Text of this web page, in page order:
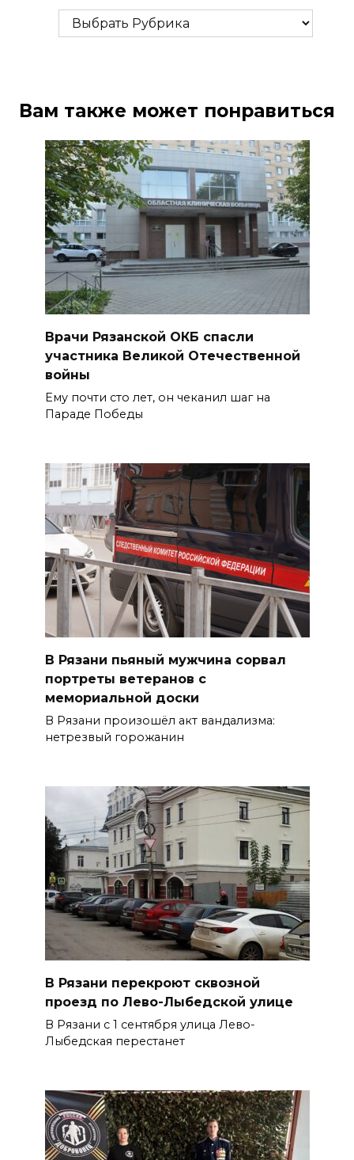
Рубрики
Вам также может понравиться
Врачи Рязанской ОКБ спасли
участника Великой Отечественной
войны
Ему почти сто лет, он чеканил шаг на
Параде Победы
В Рязани пьяный мужчина сорвал
портреты ветеранов с
мемориальной доски
В Рязани произошёл акт вандализма:
нетрезвый горожанин
В Рязани перекроют сквозной
проезд по Лево-Лыбедской улице
В Рязани с 1 сентября улица Лево-
Лыбедская перестанет